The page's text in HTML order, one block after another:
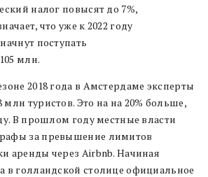
налог повысят до 7%,
что уже к 2022 году
поступать
млн.
2018 года в Амстердаме эксперты
туристов. Это на на 20% больше,
В прошлом году местные власти
за превышение лимитов
аренды через Airbnb. Начиная
в голландской столице официальное